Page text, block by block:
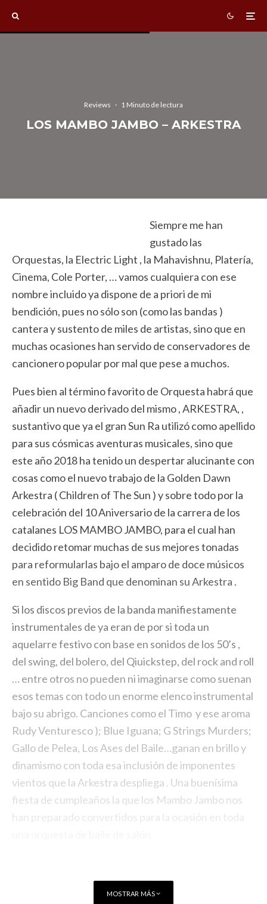
Reviews · 1 Minuto de lectura
LOS MAMBO JAMBO – ARKESTRA
Siempre me han
gustado las
Orquestas, la Electric Light , la Mahavishnu, Platería,
Cinema, Cole Porter, … vamos cualquiera con ese
nombre incluido ya dispone de a priori de mi
bendición, pues no sólo son (como las bandas )
cantera y sustento de miles de artistas, sino que en
muchas ocasiones han servido de conservadores de
cancionero popular por mal que pese a muchos.
Pues bien al término favorito de Orquesta habrá que
añadir un nuevo derivado del mismo , ARKESTRA, ,
sustantivo que ya el gran Sun Ra utilizó como apellido
para sus cósmicas aventuras musicales, sino que
este año 2018 ha tenido un despertar alucinante con
cosas como el nuevo trabajo de la Golden Dawn
Arkestra ( Children of The Sun ) y sobre todo por la
celebración del 10 Aniversario de la carrera de los
catalanes LOS MAMBO JAMBO, para el cual han
decidido retomar muchas de sus mejores tonadas
para reformularlas bajo el amparo de doce músicos
en sentido Big Band que denominan su Arkestra .
Si los discos previos de la banda manifiestamente
instrumentales de ya eran de por si toda un
aquelarre festivo con base en sonidos de los 50’s ,
del swing, del bolero, del Qiuickstep, del rock and roll
… entre otros no pueden ni imaginarse como suenan
esos temas con todo un enorme elenco instrumental
bajo su abrigo. Canciones como el Timo y ese aroma
Rudy Venturesco ); Blue Iguana; G Strings Murders;
Gallo de Pelea, Los Ases del Baile…ganan en brillo y
dinamismo con toda esa inclusión de imponentes
vientos que la Arkestra despliega . Una buenísima
fiesta de cumpleaños la que los Mambo Jambo nos
han preparado convertidos para la ocasión en toda
MOSTRAR MÁS